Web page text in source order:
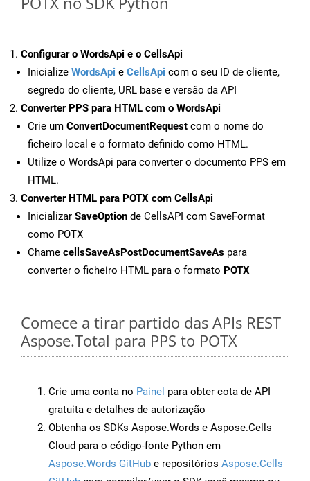
Configurar o WordsApi e o CellsApi
Inicialize WordsApi e CellsApi com o seu ID de cliente,
segredo do cliente, URL base e versão da API
Converter PPS para HTML com o WordsApi
Crie um ConvertDocumentRequest com o nome do
ficheiro local e o formato definido como HTML.
Utilize o WordsApi para converter o documento PPS em
HTML.
Converter HTML para POTX com CellsApi
Inicializar SaveOption de CellsAPI com SaveFormat
como POTX
Chame cellsSaveAsPostDocumentSaveAs para
converter o ficheiro HTML para o formato POTX
Comece a tirar partido das APIs REST
Aspose.Total para PPS to POTX
Crie uma conta no Painel para obter cota de API
gratuita e detalhes de autorização
Obtenha os SDKs Aspose.Words e Aspose.Cells
Cloud para o código-fonte Python em
Aspose.Words GitHub e repositórios Aspose.Cells